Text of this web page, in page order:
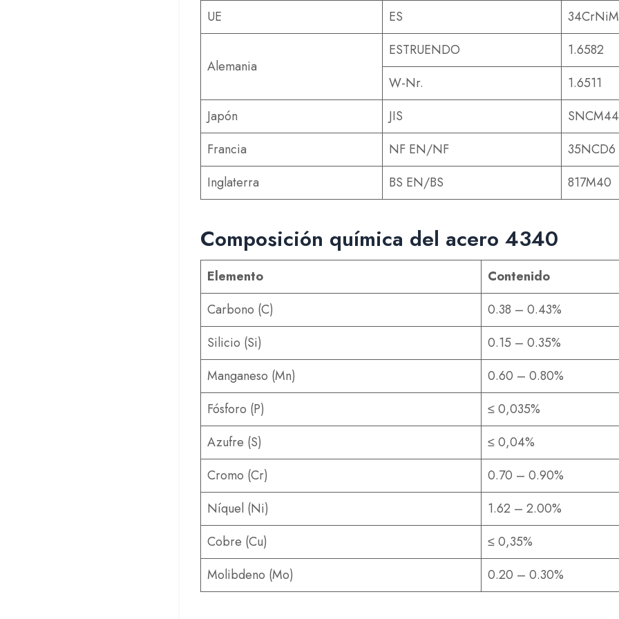
UE ES
Alemania
ESTRUENDO
1.6582
W-Nr.
1.6511
Japón
JIS
Francia
NF EN/NF
35NCD6
Inglaterra
BS EN/BS 817M40
Composición química del acero 4340
Elemento
Contenido
Carbono (C)
0.38 – 0.43%
Silicio (Si)
0.15 – 0.35%
Manganeso (Mn)
0.60 – 0.80%
Fósforo (P)
≤ 0,035%
Azufre (S)
≤ 0,04%
Cromo (Cr)
0.70 – 0.90%
Níquel (Ni)
1.62 – 2.00%
Cobre (Cu)
≤ 0,35%
Molibdeno (Mo)
0.20 – 0.30%